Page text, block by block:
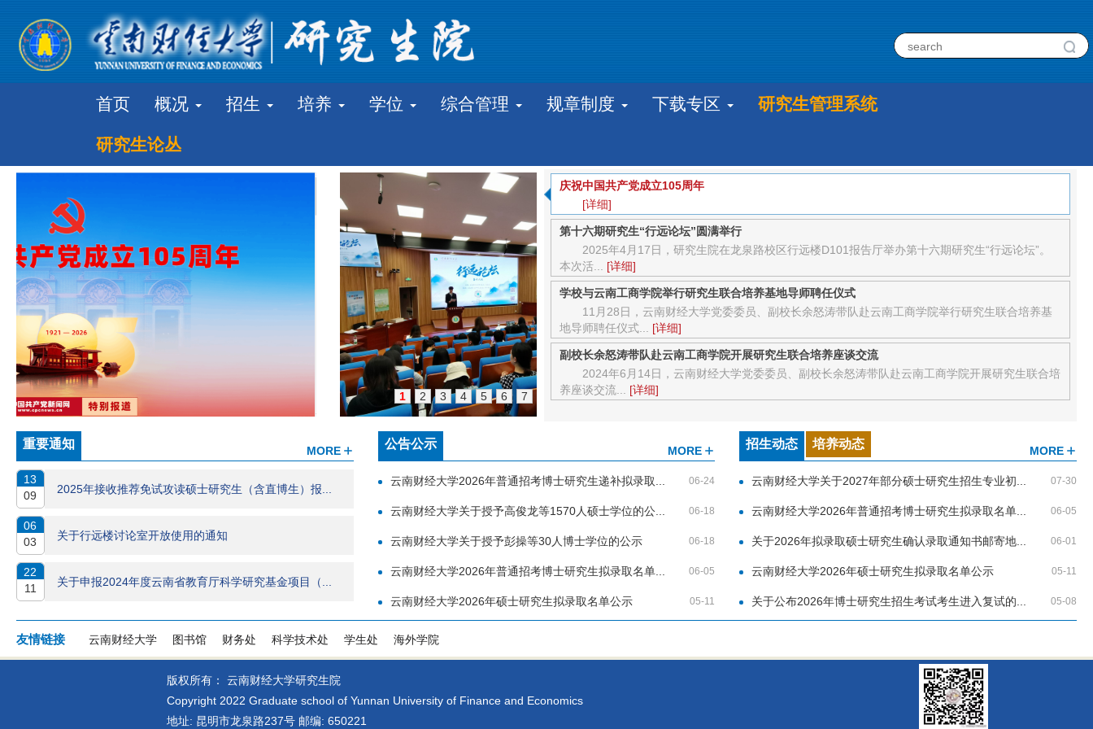
首页 概况 招生 培养 学位 综合管理 规章制度 下载专区 研究生管理系统
研究生论丛
1 2 3 4 5 6 7
庆祝中国共产党成立105周年
[详细]
第十六期研究生“行远论坛”圆满举行
2025年4月17日，研究生院在龙泉路校区行远楼D101报告厅举办第十六期研究生“行远论坛”。
本次活...
[详细]
学校与云南工商学院举行研究生联合培养基地导师聘任仪式
11月28日，云南财经大学党委委员、副校长余怒涛带队赴云南工商学院举行研究生联合培养基
地导师聘任仪式...
[详细]
副校长余怒涛带队赴云南工商学院开展研究生联合培养座谈交流
2024年6月14日，云南财经大学党委委员、副校长余怒涛带队赴云南工商学院开展研究生联合培
养座谈交流...
[详细]
重要通知
13
09
2025年接收推荐免试攻读硕士研究生（含直博生）报...
06
03
关于行远楼讨论室开放使用的通知
22
11
关于申报2024年度云南省教育厅科学研究基金项目（...
MORE 公告公示
云南财经大学2026年普通招考博士研究生递补拟录取... 06-24
云南财经大学关于授予高俊龙等1570人硕士学位的公... 06-18
云南财经大学关于授予彭操等30人博士学位的公示 06-18
云南财经大学2026年普通招考博士研究生拟录取名单... 06-05
云南财经大学2026年硕士研究生拟录取名单公示 05-11
MORE 招生动态 培养动态
云南财经大学关于2027年部分硕士研究生招生专业初... 07-30
云南财经大学2026年普通招考博士研究生拟录取名单... 06-05
关于2026年拟录取硕士研究生确认录取通知书邮寄地... 06-01
云南财经大学2026年硕士研究生拟录取名单公示 05-11
关于公布2026年博士研究生招生考试考生进入复试的... 05-08
MORE
友情链接 云南财经大学 图书馆 财务处 科学技术处 学生处 海外学院
版权所有： 云南财经大学研究生院
Copyright 2022 Graduate school of Yunnan University of Finance and Economics
地址: 昆明市龙泉路237号 邮编: 650221